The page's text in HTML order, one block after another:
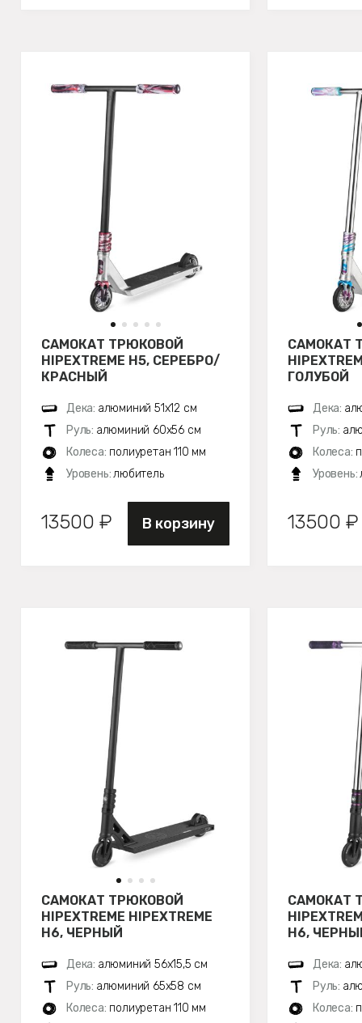
САМОКАТ ТРЮКОВОЙ
HIPEXTREME H5, СЕРЕБРО/
КРАСНЫЙ
Дека: алюминий 51х12 см
Руль: алюминий 60x56 см
Колеса: полиуретан 110 мм
Уровень:любитель
13500 ₽ В корзину
САМОКАТ
ГОЛУБОЙ
Дека:
Руль:
Колеса:
Уровень:
13500 ₽
САМОКАТ ТРЮКОВОЙ
HIPEXTREME HIPEXTREME
H6, ЧЕРНЫЙ
Дека: алюминий 56х15,5 см
Руль: алюминий 65x58 см
Колеса: полиуретан 110 мм
САМОКАТ
H6,
Дека:
Руль:
Колеса: